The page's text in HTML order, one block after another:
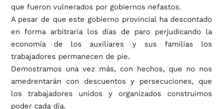
que fueron vulnerados por gobiernos nefastos.
A pesar de que este gobierno provincial ha descontado
en forma arbitraria los días de paro perjudicando la
economía de los auxiliares y sus familias los
trabajadores permanecen de pie.
Demostramos una vez más, con hechos, que no nos
amedrentarán con descuentos y persecuciones, que
los trabajadores unidos y organizados construimos
poder cada día.